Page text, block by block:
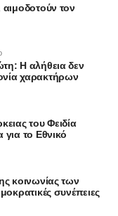
αιμοδοτούν τον
Η αλήθεια δεν
χαρακτήρων
του Φειδία
το Εθνικό
κοινωνίας των
συνέπειες